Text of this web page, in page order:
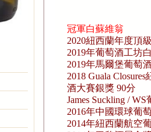
冠軍白蘇維翁
2020紐西蘭年度頂
2019年葡萄酒工坊
2019年馬爾堡葡萄
2018 Guala
酒大賽銀獎 90分
James Suckling /
2016年中國環球葡
2014年紐西蘭航空